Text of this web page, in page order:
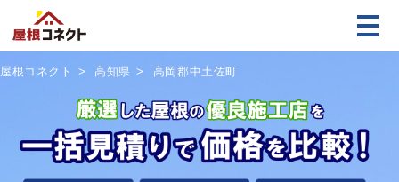
屋根コネクト 高知県 高岡郡中土佐町